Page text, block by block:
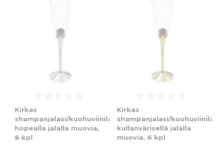
Kirkas
shampanjalasi/kuohuviinilasi
hopealla jalalla muovia,
6 kpl
Kirkas
shampanjalasi/
kullanvärisellä jalalla
muovia, 6 kpl